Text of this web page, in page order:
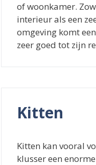
of woonkamer.
interieur als een
omgeving komt
zeer goed tot zijn
Kitten
Kitten kan vooral
klusser een